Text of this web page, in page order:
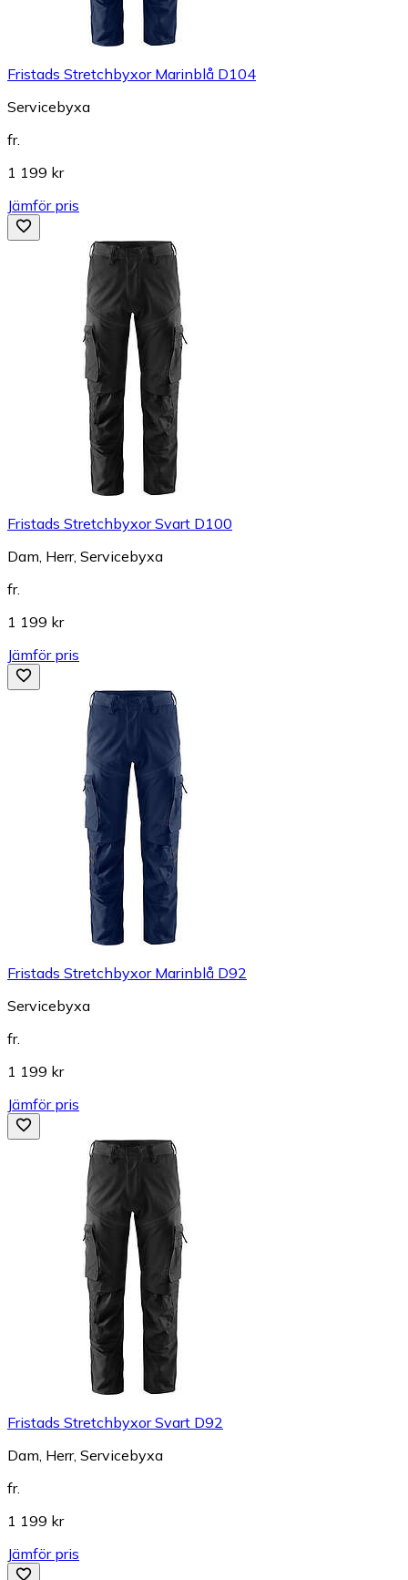
Fristads Stretchbyxor Marinblå D104
Servicebyxa
fr.
1 199 kr
Jämför pris
Fristads Stretchbyxor Svart D100
Dam, Herr, Servicebyxa
fr.
1 199 kr
Jämför pris
Fristads Stretchbyxor Marinblå D92
Servicebyxa
fr.
1 199 kr
Jämför pris
Fristads Stretchbyxor Svart D92
Dam, Herr, Servicebyxa
fr.
1 199 kr
Jämför pris